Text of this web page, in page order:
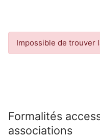
Impossible de trouver
Formalités
associations